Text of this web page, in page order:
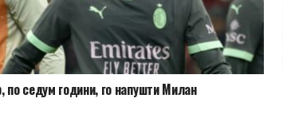
по седум години, го напушти Милан